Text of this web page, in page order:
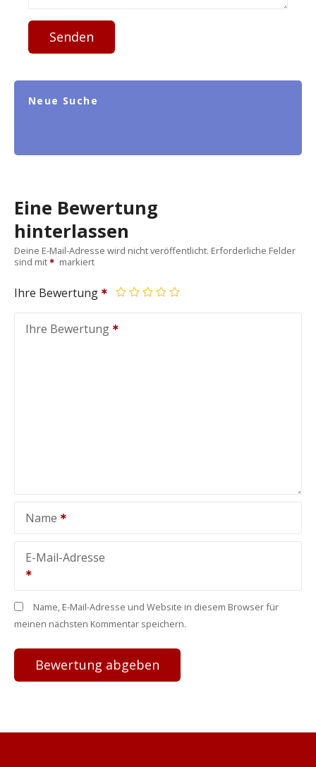
Senden
Neue Suche
Eine Bewertung
hinterlassen
Deine E-Mail-Adresse wird nicht veröffentlicht. Erforderliche Felder
sind mit
markiert
Ihre Bewertung
Ihre Bewertung
Name
E-Mail-Adresse
Name, E-Mail-Adresse und Website in diesem Browser für
meinen nächsten Kommentar speichern.